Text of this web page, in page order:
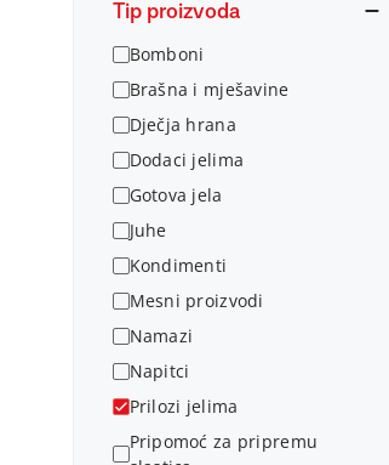
Tip proizvoda
Bomboni
Brašna i mješavine
Dječja hrana
Dodaci jelima
Gotova jela
Juhe
Kondimenti
Mesni proizvodi
Namazi
Napitci
Prilozi jelima
Pripomoć za pripremu